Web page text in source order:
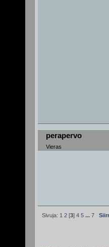
perapervo
Vieras
Sivuja: 1 2[3] 4 5 ... 7